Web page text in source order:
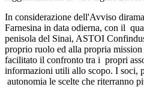
In considerazione dell'Avviso
Farnesina in data odierna, con il
penisola del Sinai, ASTOI
proprio ruolo ed alla propria
facilitato il confronto tra i propri
informazioni utili allo scopo. I soci,
autonomia le scelte che riterranno